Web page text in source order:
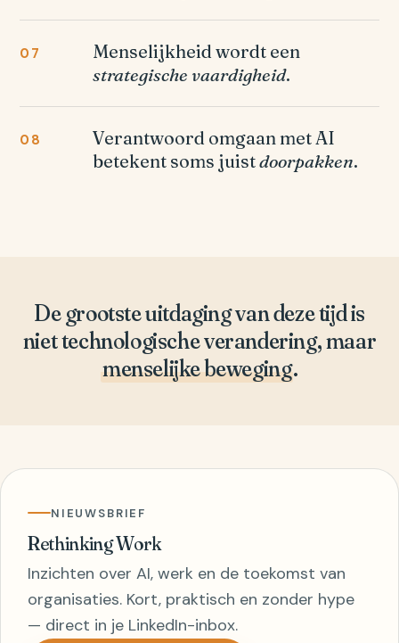
07
Menselijkheid wordt een
strategische vaardigheid.
08
Verantwoord omgaan met AI
betekent soms juistdoorpakken.
De grootste uitdaging van deze tijd is
niet technologische verandering, maar
menselijke beweging.
NIEUWSBRIEF
Rethinking Work
Inzichten over AI, werk en de toekomst van
organisaties. Kort, praktisch en zonder hype
— direct in je LinkedIn-inbox.